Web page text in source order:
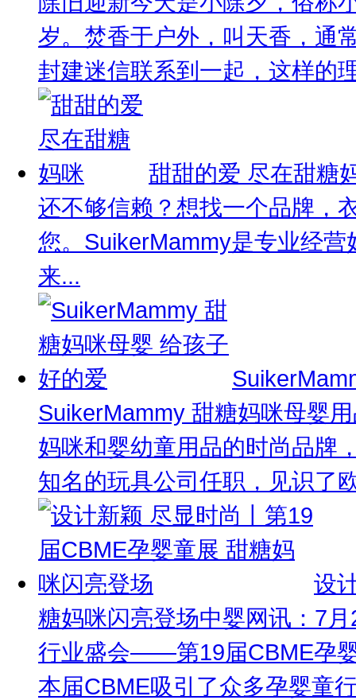
岁。焚香于户外，叫天香，通
封建迷信联系到一起，这样的
甜甜的爱 尽在甜糖
还不够信赖？想找一个品牌，
您。SuikerMammy是专业经
来...
SuikerMammy 甜糖妈咪母婴
妈咪和婴幼童用品的时尚品牌
知名的玩具公司任职，见识了
设
糖妈咪闪亮登场中婴网讯：7
行业盛会——第19届CBME孕
本届CBME吸引了众多孕婴童